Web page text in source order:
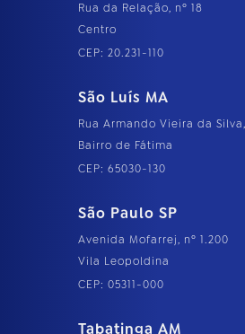
Rua da Relação, nº 18
Centro
CEP: 20.231-110
São Luís MA
Rua Armando Vieira da Silva,
Bairro de Fátima
CEP: 65030-130
São Paulo SP
Avenida Mofarrej, nº 1.200
Vila Leopoldina
CEP: 05311-000
Tabatinga AM